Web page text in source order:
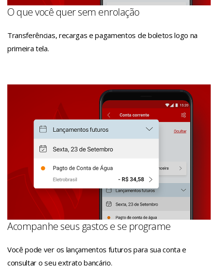
O que você quer sem enrolação
Transferências, recargas e pagamentos de boletos logo na
primeira tela.
Acompanhe seus gastos e se programe
Você pode ver os lançamentos futuros para sua conta e
consultar o seu extrato bancário.